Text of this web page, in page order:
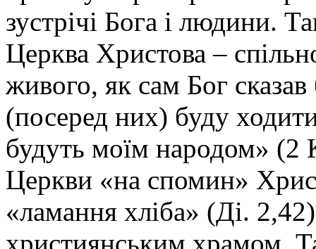
зустрічі Бога і людини.
Церква Христова –
живого, як сам Бог
(посеред них) буду
будуть моїм народом» (2
Церкви «на спомин»
«ламання хліба» (Ді.
християнським храмом.